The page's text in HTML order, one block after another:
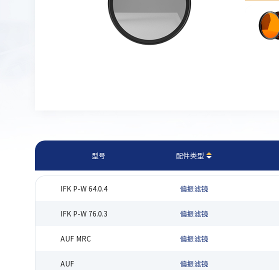
型号 配件类型
IFK P-W 64.0.4 偏振滤镜
IFK P-W 76.0.3 偏振滤镜
AUF MRC 偏振滤镜
AUF 偏振滤镜